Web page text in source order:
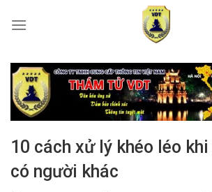
10 cách xử lý khéo léo
có người khác